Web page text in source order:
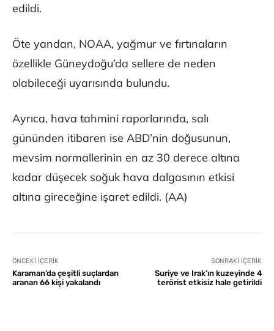
edildi.
Öte yandan, NOAA, yağmur ve fırtınaların
özellikle Güneydoğu’da sellere de neden
olabileceği uyarısında bulundu.
Ayrıca, hava tahmini raporlarında, salı
gününden itibaren ise ABD’nin doğusunun,
mevsim normallerinin en az 30 derece altına
kadar düşecek soğuk hava dalgasının etkisi
altına gireceğine işaret edildi. (AA)
ÖNCEKI İÇERIK
Karaman’da çeşitli suçlardan
aranan 66 kişi yakalandı
SONRAKI İÇERIK
Suriye ve Irak’ın kuzeyinde 4
terörist etkisiz hale getirildi